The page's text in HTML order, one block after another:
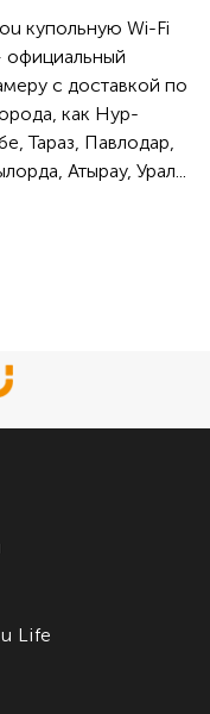
купольную Wi-Fi
официальный
с доставкой по
как Нур-
Тараз, Павлодар,
Атырау, Урал...
Life